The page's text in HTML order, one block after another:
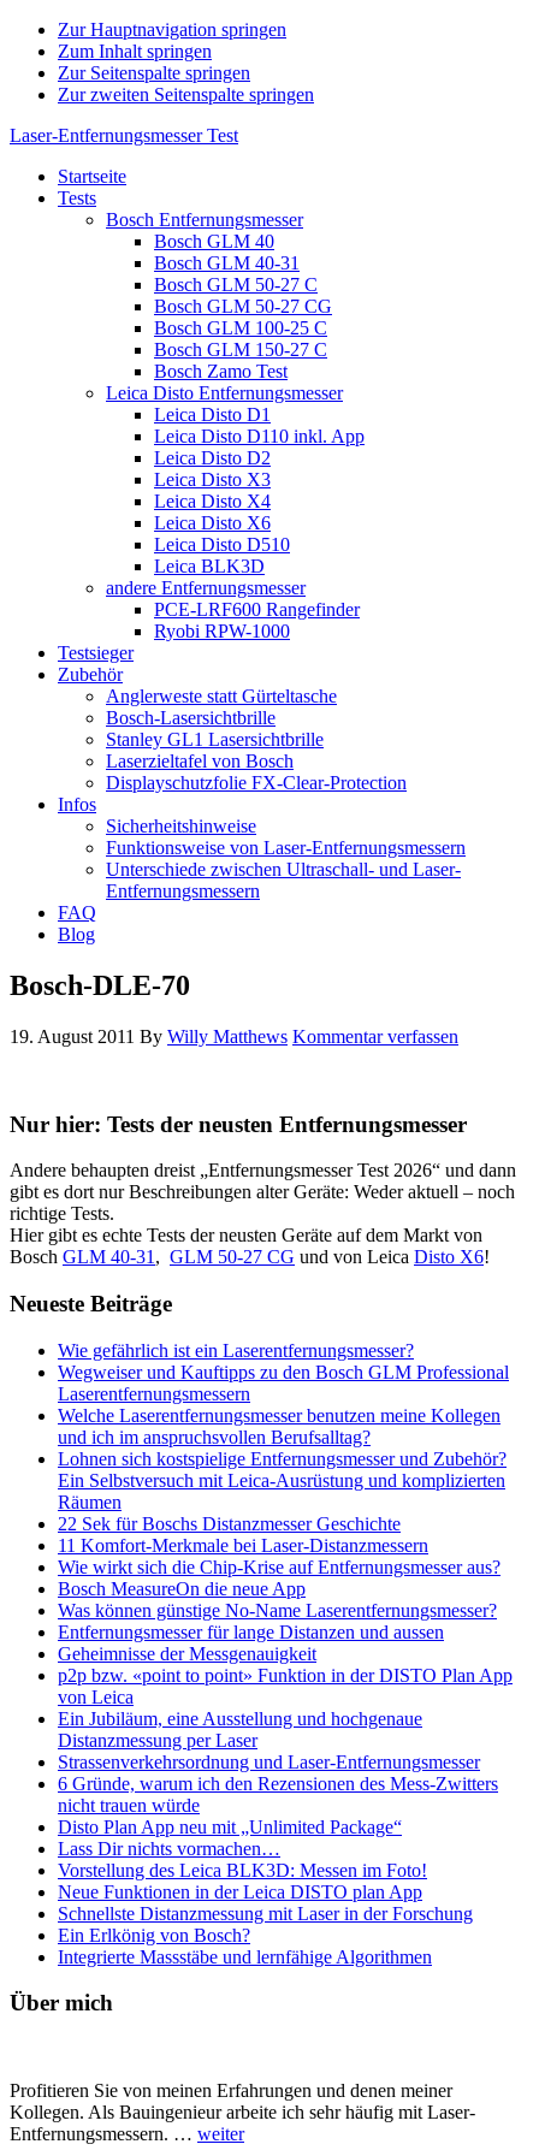
Zur Hauptnavigation springen
Zum Inhalt springen
Zur Seitenspalte springen
Zur zweiten Seitenspalte springen
Laser-Entfernungsmesser Test
Startseite
Tests
Bosch Entfernungsmesser
Bosch GLM 40
Bosch GLM 40-31
Bosch GLM 50-27 C
Bosch GLM 50-27 CG
Bosch GLM 100-25 C
Bosch GLM 150-27 C
Bosch Zamo Test
Leica Disto Entfernungsmesser
Leica Disto D1
Leica Disto D110 inkl. App
Leica Disto D2
Leica Disto X3
Leica Disto X4
Leica Disto X6
Leica Disto D510
Leica BLK3D
andere Entfernungsmesser
PCE-LRF600 Rangefinder
Ryobi RPW-1000
Testsieger
Zubehör
Anglerweste statt Gürteltasche
Bosch-Lasersichtbrille
Stanley GL1 Lasersichtbrille
Laserzieltafel von Bosch
Displayschutzfolie FX-Clear-Protection
Infos
Sicherheitshinweise
Funktionsweise von Laser-Entfernungsmessern
Unterschiede zwischen Ultraschall- und Laser-
Entfernungsmessern
FAQ
Blog
Bosch-DLE-70
19. August 2011 By Willy Matthews Kommentar verfassen
Seitenspalte
Nur hier: Tests der neusten Entfernungsmesser
Andere behaupten dreist „Entfernungsmesser Test 2026“ und dann
gibt es dort nur Beschreibungen alter Geräte: Weder aktuell – noch
richtige Tests.
Hier gibt es echte Tests der neusten Geräte auf dem Markt von
Bosch GLM 40-31 , GLM 50-27 CG und von Leica Disto X6!
Neueste Beiträge
Wie gefährlich ist ein Laserentfernungsmesser?
Wegweiser und Kauftipps zu den Bosch GLM Professional
Laserentfernungsmessern
Welche Laserentfernungsmesser benutzen meine Kollegen
und ich im anspruchsvollen Berufsalltag?
Lohnen sich kostspielige Entfernungsmesser und Zubehör?
Ein Selbstversuch mit Leica-Ausrüstung und komplizierten
Räumen
22 Sek für Boschs Distanzmesser Geschichte
11 Komfort-Merkmale bei Laser-Distanzmessern
Wie wirkt sich die Chip-Krise auf Entfernungsmesser aus?
Bosch MeasureOn die neue App
Was können günstige No-Name Laserentfernungsmesser?
Entfernungsmesser für lange Distanzen und aussen
Geheimnisse der Messgenauigkeit
p2p bzw. «point to point» Funktion in der DISTO Plan App
von Leica
Ein Jubiläum, eine Ausstellung und hochgenaue
Distanzmessung per Laser
Strassenverkehrsordnung und Laser-Entfernungsmesser
6 Gründe, warum ich den Rezensionen des Mess-Zwitters
nicht trauen würde
Disto Plan App neu mit „Unlimited Package“
Lass Dir nichts vormachen…
Vorstellung des Leica BLK3D: Messen im Foto!
Neue Funktionen in der Leica DISTO plan App
Schnellste Distanzmessung mit Laser in der Forschung
Ein Erlkönig von Bosch?
Integrierte Massstäbe und lernfähige Algorithmen
Zweite
Über mich
Profitieren Sie von meinen Erfahrungen und denen meiner
Kollegen. Als Bauingenieur arbeite ich sehr häufig mit Laser-
Entfernungsmessern. … weiterÜberÜber